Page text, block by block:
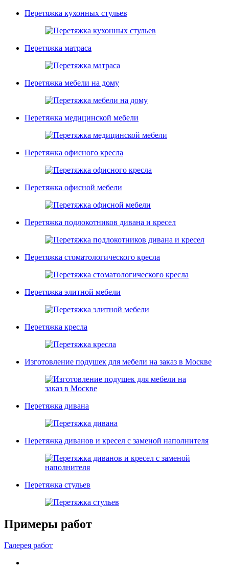
Перетяжка кухонных стульев
Перетяжка матраса
Перетяжка мебели на дому
Перетяжка медицинской мебели
Перетяжка офисного кресла
Перетяжка офисной мебели
Перетяжка подлокотников дивана и кресел
Перетяжка стоматологического кресла
Перетяжка элитной мебели
Перетяжка кресла
Изготовление подушек для мебели на заказ в Москве
Перетяжка дивана
Перетяжка диванов и кресел с заменой наполнителя
Перетяжка стульев
Примеры работ
Галерея работ